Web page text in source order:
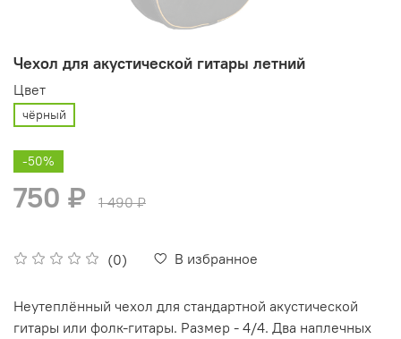
Чехол для акустической гитары летний
(0) В избранное
Цвет
чёрный
-50%
750 ₽ 1 490 ₽
Неутеплённый чехол для стандартной акустической
гитары или фолк-гитары. Размер - 4/4. Два наплечных